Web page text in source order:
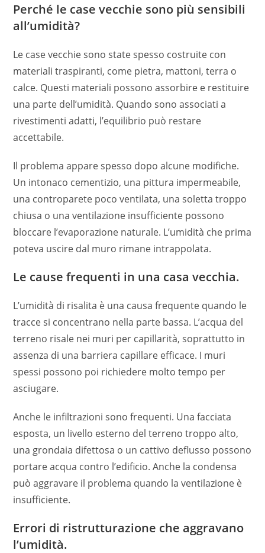
Perché le case vecchie sono più sensibili
all’umidità?
Le case vecchie sono state spesso costruite con
materiali traspiranti, come pietra, mattoni, terra o
calce. Questi materiali possono assorbire e restituire
una parte dell’umidità. Quando sono associati a
rivestimenti adatti, l’equilibrio può restare
accettabile.
Il problema appare spesso dopo alcune modifiche.
Un intonaco cementizio, una pittura impermeabile,
una controparete poco ventilata, una soletta troppo
chiusa o una ventilazione insufficiente possono
bloccare l’evaporazione naturale. L’umidità che prima
poteva uscire dal muro rimane intrappolata.
Le cause frequenti in una casa vecchia.
L’umidità di risalita è una causa frequente quando le
tracce si concentrano nella parte bassa. L’acqua del
terreno risale nei muri per capillarità, soprattutto in
assenza di una barriera capillare efficace. I muri
spessi possono poi richiedere molto tempo per
asciugare.
Anche le infiltrazioni sono frequenti. Una facciata
esposta, un livello esterno del terreno troppo alto,
una grondaia difettosa o un cattivo deflusso possono
portare acqua contro l’edificio. Anche la condensa
può aggravare il problema quando la ventilazione è
insufficiente.
Errori di ristrutturazione che aggravano
l’umidità.